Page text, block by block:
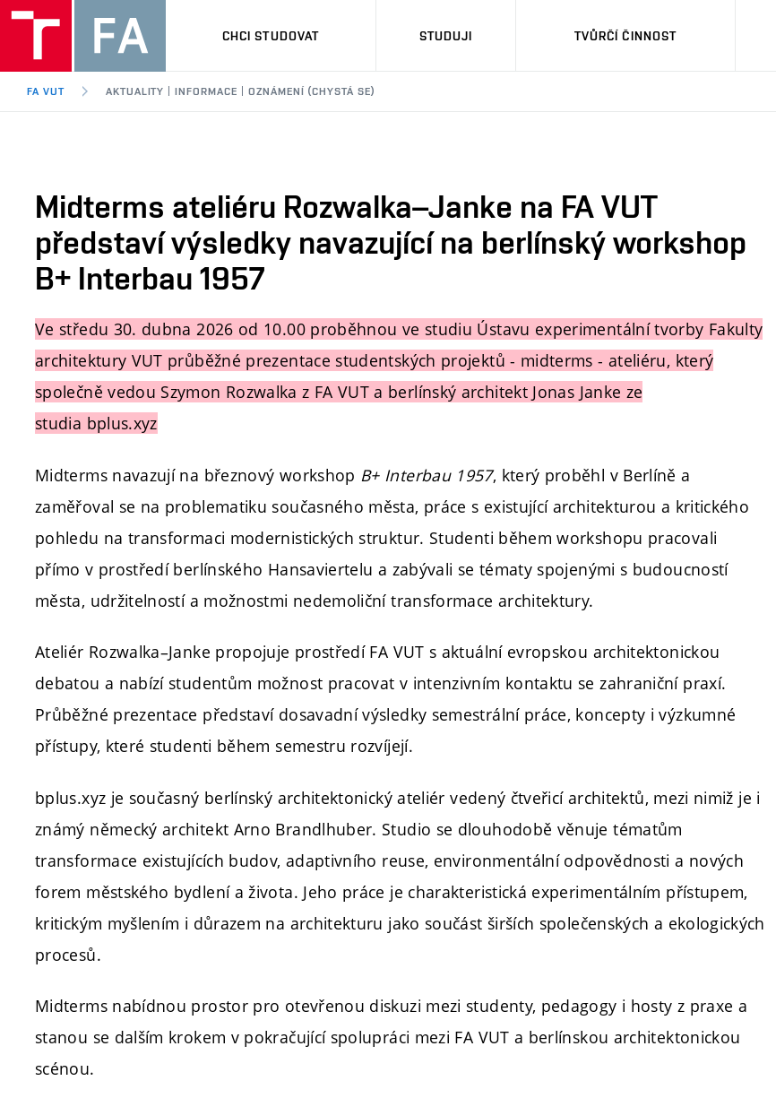
CHCI STUDOVAT STUDUJI TVŮRČÍ ČINNOST
FA VUT AKTUALITY | INFORMACE | OZNÁMENÍ (CHYSTÁ SE)
Midterms ateliéru Rozwalka–Janke na FA VUT
představí výsledky navazující na berlínský workshop
B+ Interbau 1957
Ve středu 30. dubna 2026 od 10.00 proběhnou ve studiu Ústavu experimentální tvorby Fakulty
architektury VUT průběžné prezentace studentských projektů - midterms - ateliéru, který
společně vedou Szymon Rozwalka z FA VUT a berlínský architekt Jonas Janke ze
studia bplus.xyz
Midterms navazují na březnový workshop B+ Interbau 1957, který proběhl v Berlíně a
zaměřoval se na problematiku současného města, práce s existující architekturou a kritického
pohledu na transformaci modernistických struktur. Studenti během workshopu pracovali
přímo v prostředí berlínského Hansaviertelu a zabývali se tématy spojenými s budoucností
města, udržitelností a možnostmi nedemoliční transformace architektury.
Ateliér Rozwalka–Janke propojuje prostředí FA VUT s aktuální evropskou architektonickou
debatou a nabízí studentům možnost pracovat v intenzivním kontaktu se zahraniční praxí.
Průběžné prezentace představí dosavadní výsledky semestrální práce, koncepty i výzkumné
přístupy, které studenti během semestru rozvíjejí.
bplus.xyz je současný berlínský architektonický ateliér vedený čtveřicí architektů, mezi nimiž je i
známý německý architekt Arno Brandlhuber. Studio se dlouhodobě věnuje tématům
transformace existujících budov, adaptivního reuse, environmentální odpovědnosti a nových
forem městského bydlení a života. Jeho práce je charakteristická experimentálním přístupem,
kritickým myšlením i důrazem na architekturu jako součást širších společenských a ekologických
procesů.
Midterms nabídnou prostor pro otevřenou diskuzi mezi studenty, pedagogy i hosty z praxe a
stanou se dalším krokem v pokračující spolupráci mezi FA VUT a berlínskou architektonickou
scénou.